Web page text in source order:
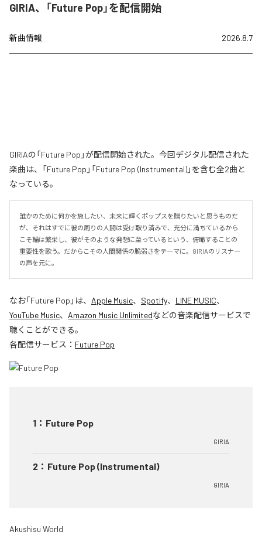
GIRIA、「Future Pop」を配信開始
新曲情報 2026.8.7
GIRIAの「Future Pop」が配信開始された。今回デジタル配信された
楽曲は、「Future Pop」「Future Pop (Instrumental)」を含む全2曲と
なっている。
誰かのために何かを施したい、未来に輝くポップスを贈りたいと思うものだ
が、それはすでに彼の周りの人間は受け取り済みで、充分に満ちているから
こそ輪は繁栄し、彼がそのような発想に至っているという、俯瞰することの
重要性を歌う。だからこその人間関係の脆弱さをテーマに。GIRIAのリスナー
の声を元に。
なお「Future Pop 」は、 Apple Music、 Spotify、 LINE MUSIC、
YouTube Music、 Amazon Music Unlimitedなどの音楽配信サービスで
聴くことができる。
各配信サービス： Future Pop
1 ： Future Pop
GIRIA
2 ： Future Pop (Instrumental)
GIRIA
Akushisu World